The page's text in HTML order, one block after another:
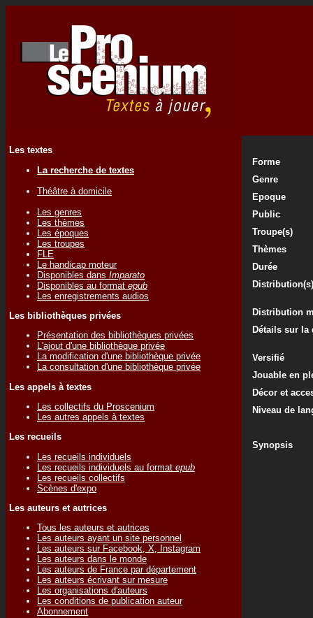
Les textes
La recherche de textes
Théâtre à domicile
Les genres
Les thèmes
Les époques
Les troupes
FLE
Le handicap moteur
Disponibles dans Imparato
Disponibles au format epub
Les enregistrements audios
Les bibliothèques privées
Présentation des bibliothèques privées
L'ajout d'une bibliothèque privée
La modification d'une bibliothèque privée
La consultation d'une bibliothèque privée
Les appels à textes
Les collectifs du Proscenium
Les autres appels à textes
Les recueils
Les recueils individuels
Les recueils individuels au format epub
Les recueils collectifs
Scènes d'expo
Les auteurs et autrices
Tous les auteurs et autrices
Les auteurs ayant un site personnel
Les auteurs sur Facebook, X, Instagram
Les auteurs dans le monde
Les auteurs de France par département
Les auteurs écrivant sur mesure
Les organisations d'auteurs
Les conditions de publication auteur
Abonnement
Forme
Genre
Epoque
Public
Troupe(s)
Thèmes
Durée
Distribution(s)
Distribution
Détails sur
Versifié
Jouable en
Décor et
Niveau de
Synopsis